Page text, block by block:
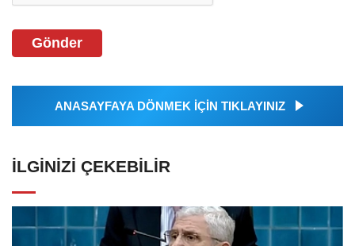
Gönder
ANASAYFAYA DÖNMEK İÇİN TIKLAYINIZ
İLGINIZI ÇEKEBILIR